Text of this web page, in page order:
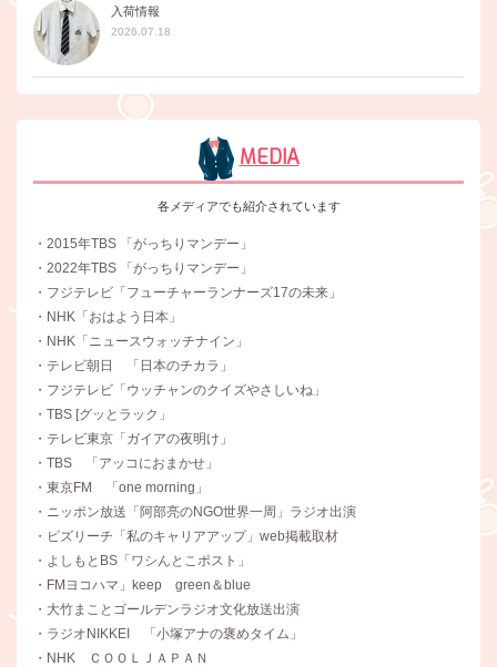
入荷情報
2026.07.18
MEDIA
各メディアでも紹介されています
・2015年TBS 「がっちりマンデー」
・2022年TBS 「がっちりマンデー」
・フジテレビ「フューチャーランナーズ17の未来」
・NHK「おはよう日本」
・NHK「ニュースウォッチナイン」
・テレビ朝日 「日本のチカラ」
・フジテレビ「ウッチャンのクイズやさしいね」
・TBS [グッとラック」
・テレビ東京「ガイアの夜明け」
・TBS 「アッコにおまかせ」
・東京FM 「one morning」
・ニッポン放送「阿部亮のNGO世界一周」ラジオ出演
・ビズリーチ「私のキャリアアップ」web掲載取材
・よしもとBS「ワシんとこポスト」
・FMヨコハマ」keep green＆blue
・大竹まことゴールデンラジオ文化放送出演
・ラジオNIKKEI 「小塚アナの褒めタイム」
・NHK ＣＯＯＬＪＡＰＡＮ